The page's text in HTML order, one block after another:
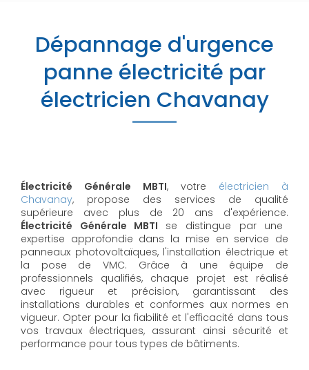
Dépannage d'urgence
panne électricité par
électricien Chavanay
Électricité Générale MBTI, votre électricien à
Chavanay, propose des services de qualité
supérieure avec plus de 20 ans d'expérience.
Électricité Générale MBTI se distingue par une
expertise approfondie dans la mise en service de
panneaux photovoltaïques, l'installation électrique et
la pose de VMC. Grâce à une équipe de
professionnels qualifiés, chaque projet est réalisé
avec rigueur et précision, garantissant des
installations durables et conformes aux normes en
vigueur. Opter pour la fiabilité et l'efficacité dans tous
vos travaux électriques, assurant ainsi sécurité et
performance pour tous types de bâtiments.